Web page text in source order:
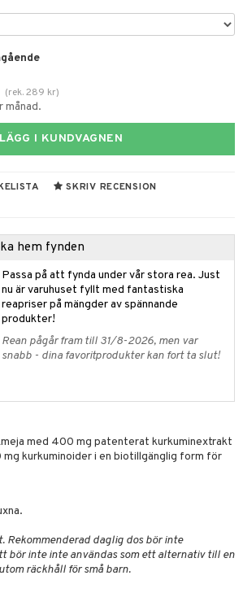
(rek.289 kr)
månad.
LÄGG I KUNDVAGNEN
SKRIV RECENSION
hem fynden
Passa på att fynda under vår stora rea. Just
nu är varuhuset fyllt med fantastiska
reapriser på mängder av spännande
produkter!
Rean pågår fram till 31/8-2026, men var
snabb - dina favoritprodukter kan fort ta slut!
med 400 mg patenterat kurkuminextrakt
mg kurkuminoider i en biotillgänglig form för
Rekommenderad daglig dos bör inte
bör inte inte användas som ett alternativ till en
räckhåll för små barn.